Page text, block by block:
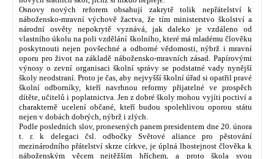
Osnovy nových reforem obsahují zakrytě tolik nepřátelství k
nábožensko-mravní výchově žactva, že tím ministerstvo školství a
národní osvěty nepokrytě vyznává, jak daleko je vzdáleno od
vlastního úkolu na poli vzdělání školního, které má mladému člověku
poskytnouti nejen povšechné a odborné vědomosti, nýbrž i mravní
oporu pro život na základě nábožensko-mravních zásad. Papírovými
výnosy o zevní organisaci školní správy se podstatné vady nynější
školy neodstraní. Proto je čas, aby nejvyšší školní úřad si opatřil pravé
školní odborníky, kteří navrhnou reformy přijatelné ve prospěch
dítěte, učitelů i poplatnictva. Jen z dobré školy mohou vyjíti poctiví a
charakterně ucelení občané, kteří budou spolehlivou oporou státu
nejen v dobách dobrých, nýbrž i zlých.
Podle posledních slov, pronesených panem presidentem dne 20. února
t. r. k delegaci čsl. odbočky Světové aliance pro pěstování
mezinárodního přátelství skrze církve, je úplná lhostejnost člověka k
náboženským věcem nejtěžším hříchem, a proto škola svou